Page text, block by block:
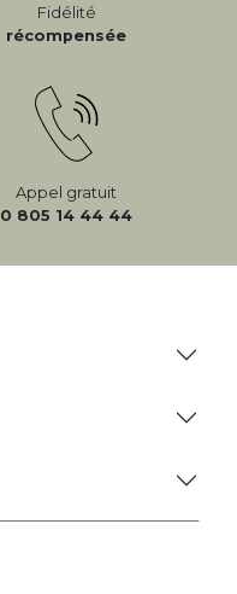
Fidélité
récompensée
Appel gratuit
0 805 14 44 44